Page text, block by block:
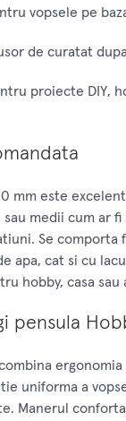
vopsele pe
de curatat
proiecte DIY,
mm este
medii cum ar
Se comporta
apa, cat si cu
hobby, casa sau
pensula
uniforma a
Manerul